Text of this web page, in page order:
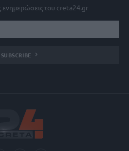
ενημερώσεις του creta24.gr
SUBSCRIBE